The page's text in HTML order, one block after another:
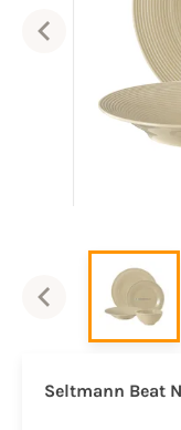
Seltmann Beat